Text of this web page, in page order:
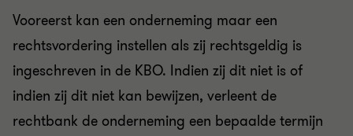
Vooreerst kan een onderneming maar een
rechtsvordering instellen als zij rechtsgeldig is
ingeschreven in de KBO. Indien zij dit niet is of
indien zij dit niet kan bewijzen, verleent de
rechtbank de onderneming een bepaalde termijn